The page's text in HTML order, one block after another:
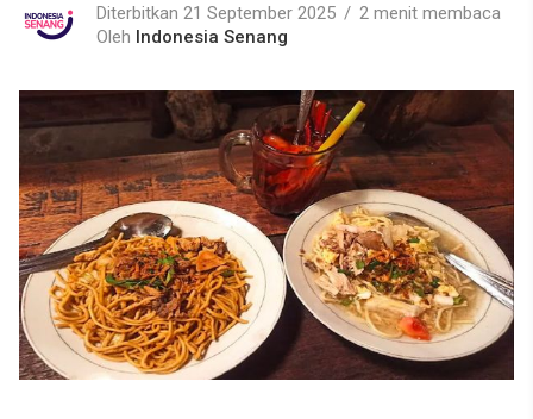
Diterbitkan 21 September 2025
2 menit membaca
Oleh Indonesia Senang